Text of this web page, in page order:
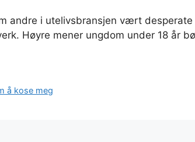
andre i utelivsbransjen vært
Høyre mener ungdom under 18 år
å kose meg